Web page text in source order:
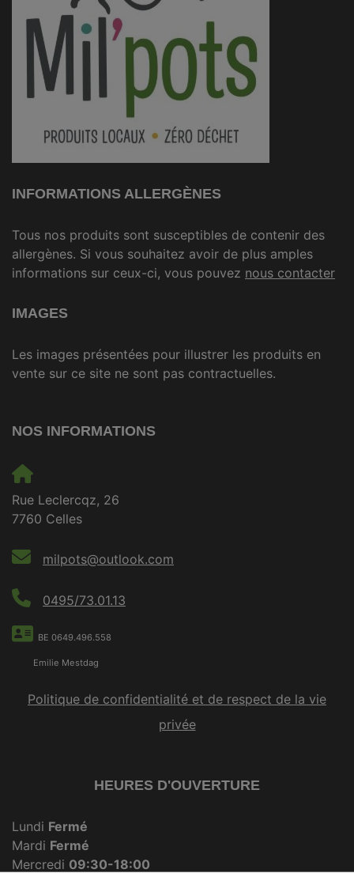
INFORMATIONS ALLERGÈNES
Tous nos produits sont susceptibles de contenir des
allergènes. Si vous souhaitez avoir de plus amples
informations sur ceux-ci, vous pouvez nous contacter
IMAGES
Les images présentées pour illustrer les produits en
vente sur ce site ne sont pas contractuelles.
NOS INFORMATIONS
Rue Leclercqz, 26
7760 Celles
milpots@outlook.com
0495/73.01.13
BE 0649.496.558
Emilie Mestdag
Politique de confidentialité et de respect de la vie
privée
HEURES D'OUVERTURE
Lundi Fermé
Mardi Fermé
Mercredi 09:30-18:00